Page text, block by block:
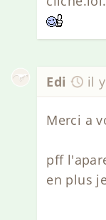
Edi il
Merci a
pff
en plus